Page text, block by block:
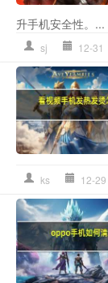
升手机安全性。...
sj 12-31
ks 12-29